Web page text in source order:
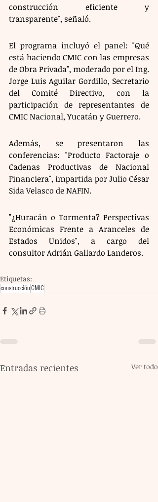
construcción eficiente y
transparente", señaló.
El programa incluyó el panel: "Qué
está haciendo CMIC con las empresas
de Obra Privada", moderado por el Ing.
Jorge Luis Aguilar Gordillo, Secretario
del Comité Directivo, con la
participación de representantes de
CMIC Nacional, Yucatán y Guerrero.
Además, se presentaron las
conferencias: "Producto Factoraje o
Cadenas Productivas de Nacional
Financiera", impartida por Julio César
Sida Velasco de NAFIN.
"¿Huracán o Tormenta? Perspectivas
Económicas Frente a Aranceles de
Estados Unidos", a cargo del
consultor Adrián Gallardo Landeros.
Etiquetas:
construcciónCMIC
Entradas recientes Ver todo